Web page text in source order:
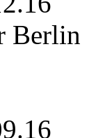
Berlin